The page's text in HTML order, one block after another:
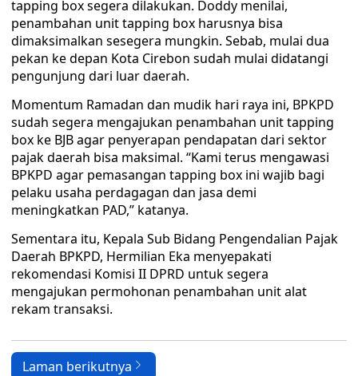
tapping box segera dilakukan. Doddy menilai,
penambahan unit tapping box harusnya bisa
dimaksimalkan sesegera mungkin. Sebab, mulai dua
pekan ke depan Kota Cirebon sudah mulai didatangi
pengunjung dari luar daerah.
Momentum Ramadan dan mudik hari raya ini, BPKPD
sudah segera mengajukan penambahan unit tapping
box ke BJB agar penyerapan pendapatan dari sektor
pajak daerah bisa maksimal. “Kami terus mengawasi
BPKPD agar pemasangan tapping box ini wajib bagi
pelaku usaha perdagagan dan jasa demi
meningkatkan PAD,” katanya.
Sementara itu, Kepala Sub Bidang Pengendalian Pajak
Daerah BPKPD, Hermilian Eka menyepakati
rekomendasi Komisi II DPRD untuk segera
mengajukan permohonan penambahan unit alat
rekam transaksi.
Laman berikutnya